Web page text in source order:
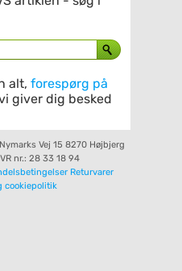
alt, forespørg på
giver dig besked
Vej 15 8270 Højbjerg
nr.: 28 33 18 94
Returvarer
cookiepolitik